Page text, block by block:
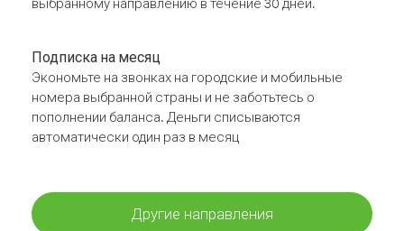
Подписка на месяц
Экономьте на звонках на городские и мобильные
номера выбранной страны и не заботьтесь о
пополнении баланса. Деньги списываются
автоматически один раз в месяц
Другие направления